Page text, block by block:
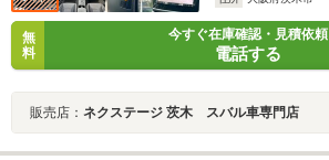
無
料
今すぐ在庫確認・見積依頼
電話する
販売店： ネクステージ 茨木 スバル車専門店